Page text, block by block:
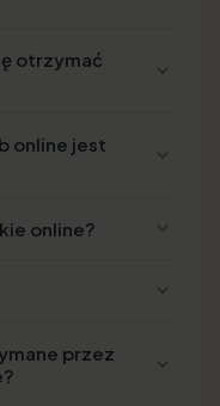
otrzymać
online jest
online?
przez